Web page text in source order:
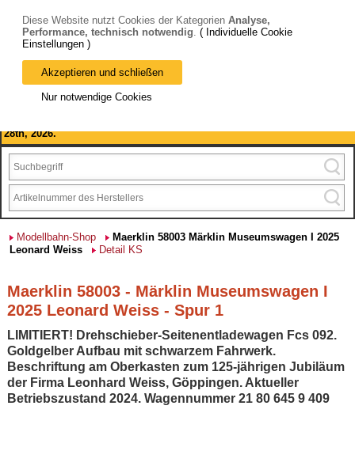
Bitte beachten Sie: wir machen Betriebsferien, vom 03. bis 28.
August 2026 haben wir geschlossen.
28th, 2026.
Modellbahn-Shop
Maerklin 58003 Märklin Museumswagen I 2025
Leonard Weiss
Detail KS
Maerklin 58003 - Märklin Museumswagen I
2025 Leonard Weiss - Spur 1
LIMITIERT! Drehschieber-Seitenentladewagen Fcs 092.
Goldgelber Aufbau mit schwarzem Fahrwerk.
Beschriftung am Oberkasten zum 125-jährigen Jubiläum
der Firma Leonhard Weiss, Göppingen. Aktueller
Betriebszustand 2024. Wagennummer 21 80 645 9 409
Diese Website nutzt Cookies der Kategorien Analyse,
Performance, technisch notwendig. ( Individuelle Cookie
Einstellungen )
Akzeptieren und schließen
Nur notwendige Cookies